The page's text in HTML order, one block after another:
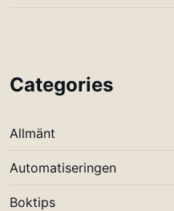
Categories
Allmänt
Automatiseringen
Boktips